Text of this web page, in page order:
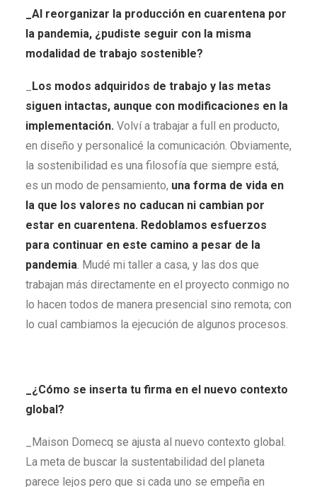
_Al reorganizar la producción en cuarentena por
la pandemia, ¿pudiste seguir con la misma
modalidad de trabajo sostenible?
Los modos adquiridos de trabajo y las metas
siguen intactas, aunque con modificaciones en la
implementación. Volví a trabajar a full en producto,
en diseño y personalicé la comunicación. Obviamente,
la sostenibilidad es una filosofía que siempre está,
es un modo de pensamiento, una forma de vida en
la que los valores no caducan ni cambian por
estar en cuarentena. Redoblamos esfuerzos
para continuar en este camino a pesar de la
pandemia. Mudé mi taller a casa, y las dos que
trabajan más directamente en el proyecto conmigo no
lo hacen todos de manera presencial sino remota; con
lo cual cambiamos la ejecución de algunos procesos.
_¿Cómo se inserta tu firma en el nuevo contexto
global?
_Maison Domecq se ajusta al nuevo contexto global.
La meta de buscar la sustentabilidad del planeta
parece lejos pero que si cada uno se empeña en